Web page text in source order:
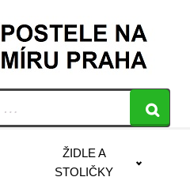
ŽIDLE A
STOLIČKY